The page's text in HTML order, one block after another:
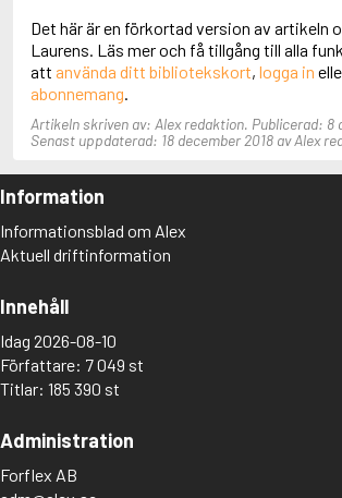
Aciman, André
Ackebo, Lena
Acker, Kathy
Ackroyd, Peter
Adam de la Halle
Adamov, Arthur
Adams, Jane
Adams, Richard
Adbåge, Emma
Adichie, Chimamanda Ngozi
Adiga, Aravind
Adler-Olsen, Jussi
Adlerbeth, Gudmund Jöran
Adnan, Etel
Adolfsson, Evert
Adolfsson, Gunnar
Adolfsson, Josefine
Det här är en förkortad version av artikeln
Laurens. Läs mer och få tillgång till alla
att använda ditt bibliotekskort, logga in
abonnemang.
Artikeln skriven av: Alex redaktion. Publicerad: 8
Senast uppdaterad: 18 december 2018 av Alex
Information
Informationsblad om Alex
Aktuell driftinformation
Innehåll
Idag 2026-08-10
Författare: 7 049 st
Titlar: 185 390 st
Administration
Forflex AB